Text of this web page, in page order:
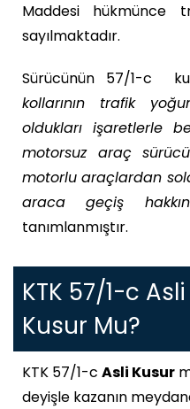
Maddesi hükmünce
sayılmaktadır.
Sürücünün 57/1-c
kollarının trafik
oldukları işaretlerle
motorsuz araç
motorlu araçlardan
araca geçiş
tanımlanmıştır.
KTK 57/1-c
Kusur Mu?
KTK 57/1-c Asli Kusur
deyişle kazanın